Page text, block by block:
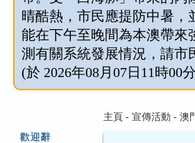
晴酷熱，市民應提防中暑
能在下午至晚間為本澳帶來
測有關系統發展情況，請市
(於 2026年08月07日11時00
歡迎辭
主頁 - 宣傳活動 - 澳